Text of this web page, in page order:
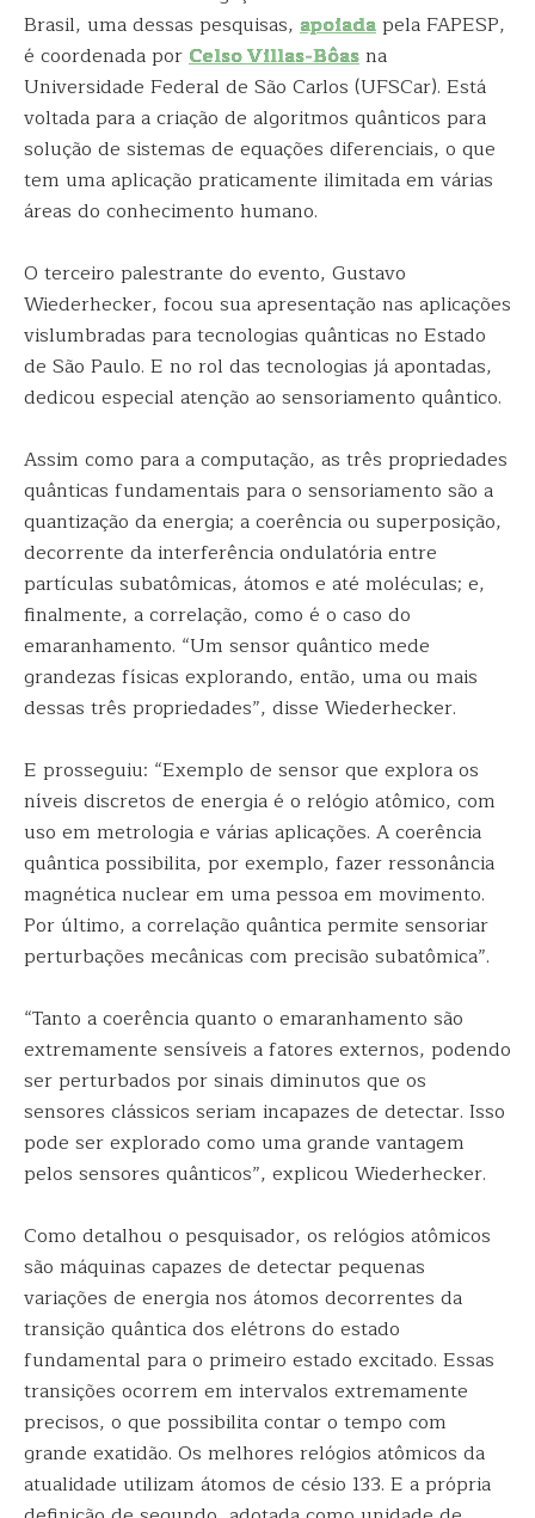
Brasil, uma dessas pesquisas, apoiadapela FAPESP,
é coordenada porCelso Villas-Bôasna
Universidade Federal de São Carlos (UFSCar). Está
voltada para a criação de algoritmos quânticos para
solução de sistemas de equações diferenciais, o que
tem uma aplicação praticamente ilimitada em várias
áreas do conhecimento humano.
O terceiro palestrante do evento, Gustavo
Wiederhecker, focou sua apresentação nas aplicações
vislumbradas para tecnologias quânticas no Estado
de São Paulo. E no rol das tecnologias já apontadas,
dedicou especial atenção ao sensoriamento quântico.
Assim como para a computação, as três propriedades
quânticas fundamentais para o sensoriamento são a
quantização da energia; a coerência ou superposição,
decorrente da interferência ondulatória entre
partículas subatômicas, átomos e até moléculas; e,
finalmente, a correlação, como é o caso do
emaranhamento. “Um sensor quântico mede
grandezas físicas explorando, então, uma ou mais
dessas três propriedades”, disse Wiederhecker.
E prosseguiu: “Exemplo de sensor que explora os
níveis discretos de energia é o relógio atômico, com
uso em metrologia e várias aplicações. A coerência
quântica possibilita, por exemplo, fazer ressonância
magnética nuclear em uma pessoa em movimento.
Por último, a correlação quântica permite sensoriar
perturbações mecânicas com precisão subatômica”.
“Tanto a coerência quanto o emaranhamento são
extremamente sensíveis a fatores externos, podendo
ser perturbados por sinais diminutos que os
sensores clássicos seriam incapazes de detectar. Isso
pode ser explorado como uma grande vantagem
pelos sensores quânticos”, explicou Wiederhecker.
Como detalhou o pesquisador, os relógios atômicos
são máquinas capazes de detectar pequenas
variações de energia nos átomos decorrentes da
transição quântica dos elétrons do estado
fundamental para o primeiro estado excitado. Essas
transições ocorrem em intervalos extremamente
precisos, o que possibilita contar o tempo com
grande exatidão. Os melhores relógios atômicos da
atualidade utilizam átomos de césio 133. E a própria